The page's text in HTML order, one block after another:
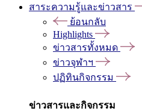
สาระความรู้และข่าวสาร
ย้อนกลับ
Highlights
ข่าวสารทั้งหมด
ข่าวจุฬาฯ
ปฏิทินกิจกรรม
ข่าวสารและกิจกรรม